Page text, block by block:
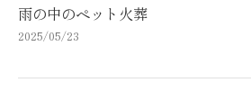
雨の中のペット火葬
2025/05/23